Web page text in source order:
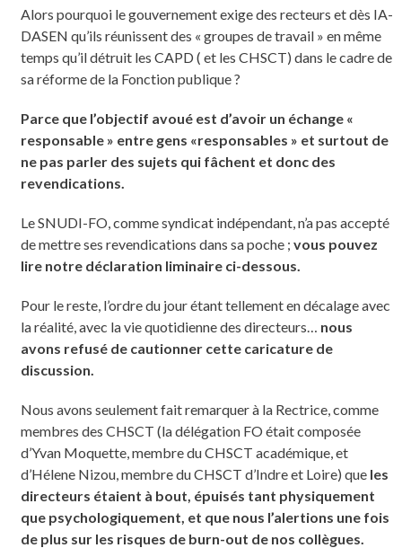
Alors pourquoi le gouvernement exige des recteurs et dès IA-
DASEN qu’ils réunissent des « groupes de travail » en même
temps qu’il détruit les CAPD ( et les CHSCT) dans le cadre de
sa réforme de la Fonction publique ?
Parce que l’objectif avoué est d’avoir un échange «
responsable » entre gens «responsables » et surtout de
ne pas parler des sujets qui fâchent et donc des
revendications.
Le SNUDI-FO, comme syndicat indépendant, n’a pas accepté
de mettre ses revendications dans sa poche ; vous pouvez
lire notre déclaration liminaire ci-dessous.
Pour le reste, l’ordre du jour étant tellement en décalage avec
la réalité, avec la vie quotidienne des directeurs… nous
avons refusé de cautionner cette caricature de
discussion.
Nous avons seulement fait remarquer à la Rectrice, comme
membres des CHSCT (la délégation FO était composée
d’Yvan Moquette, membre du CHSCT académique, et
d’Hélene Nizou, membre du CHSCT d’Indre et Loire) que les
directeurs étaient à bout, épuisés tant physiquement
que psychologiquement, et que nous l’alertions une fois
de plus sur les risques de burn-out de nos collègues.